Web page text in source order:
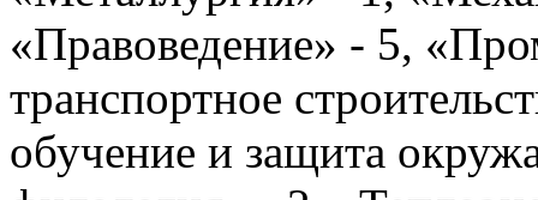
«Правоведение» - 5,
транспортное
обучение и защита